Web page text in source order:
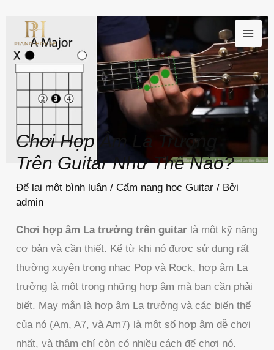
dung
Chơi Hợp Âm La Trưởng
Trên Guitar Như Thế Nào?
Để lại một bình luận /Cẩm nang học Guitar / Bởi
admin
Chơi hợp âm La trưởng trên guitar là một kỹ năng
cơ bản và cần thiết. Kể từ khi nó được sử dụng rất
thường xuyên trong nhạc Pop và Rock, hợp âm La
trưởng là một trong những hợp âm mà bạn cần phải
biết. May mắn là hợp âm La trưởng và các biến thể
của nó (Am, A7, và Am7) là một số hợp âm dễ chơi
nhất, và thậm chí còn có nhiều cách để chơi nó.